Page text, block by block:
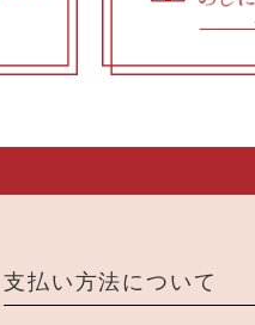
支払い方法について